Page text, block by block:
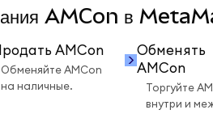
AMCon в
AMCon
Обменяйте AMCon
на наличные.
Обменять
AMCon
Торгуйте
внутри и